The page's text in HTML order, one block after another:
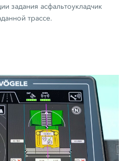
задания асфальтоукладчик
трассе.